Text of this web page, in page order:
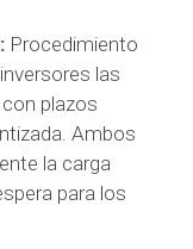
Procedimiento
las
plazos
Ambos
la carga
para los